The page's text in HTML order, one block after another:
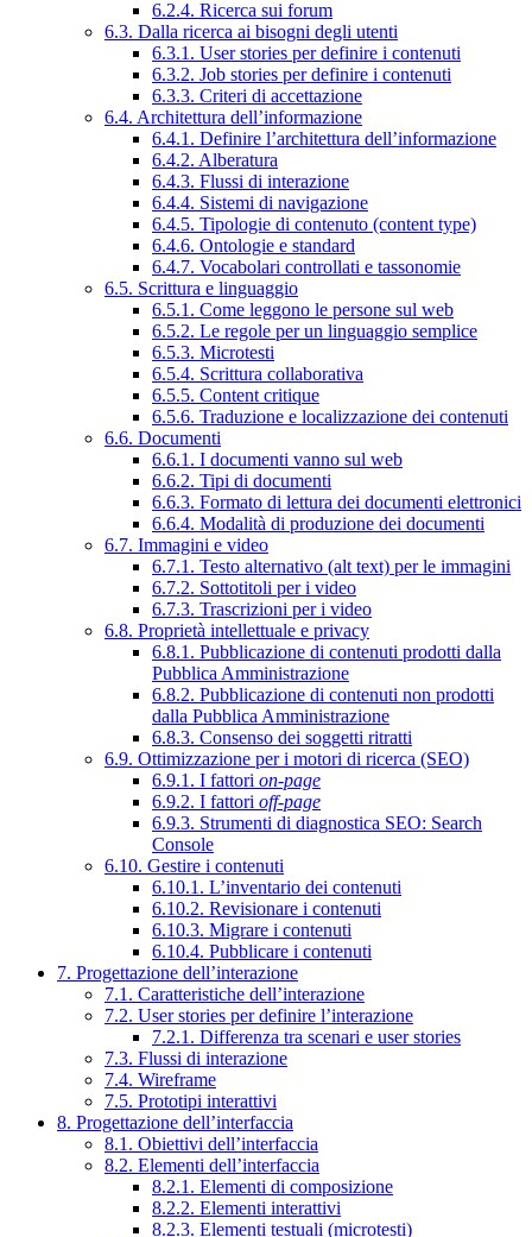
6.2.4. Ricerca sui forum
6.3. Dalla ricerca ai bisogni degli utenti
6.3.1. User stories per definire i contenuti
6.3.2. Job stories per definire i contenuti
6.3.3. Criteri di accettazione
6.4. Architettura dell’informazione
6.4.1. Definire l’architettura dell’informazione
6.4.2. Alberatura
6.4.3. Flussi di interazione
6.4.4. Sistemi di navigazione
6.4.5. Tipologie di contenuto (content type)
6.4.6. Ontologie e standard
6.4.7. Vocabolari controllati e tassonomie
6.5. Scrittura e linguaggio
6.5.1. Come leggono le persone sul web
6.5.2. Le regole per un linguaggio semplice
6.5.3. Microtesti
6.5.4. Scrittura collaborativa
6.5.5. Content critique
6.5.6. Traduzione e localizzazione dei contenuti
6.6. Documenti
6.6.1. I documenti vanno sul web
6.6.2. Tipi di documenti
6.6.3. Formato di lettura dei documenti elettronici
6.6.4. Modalità di produzione dei documenti
6.7. Immagini e video
6.7.1. Testo alternativo (alt text) per le immagini
6.7.2. Sottotitoli per i video
6.7.3. Trascrizioni per i video
6.8. Proprietà intellettuale e privacy
6.8.1. Pubblicazione di contenuti prodotti dalla
Pubblica Amministrazione
6.8.2. Pubblicazione di contenuti non prodotti
dalla Pubblica Amministrazione
6.8.3. Consenso dei soggetti ritratti
6.9. Ottimizzazione per i motori di ricerca (SEO)
6.9.1. I fattori on-page
6.9.2. I fattori off-page
6.9.3. Strumenti di diagnostica SEO: Search
Console
6.10. Gestire i contenuti
6.10.1. L’inventario dei contenuti
6.10.2. Revisionare i contenuti
6.10.3. Migrare i contenuti
6.10.4. Pubblicare i contenuti
7. Progettazione dell’interazione
7.1. Caratteristiche dell’interazione
7.2. User stories per definire l’interazione
7.2.1. Differenza tra scenari e user stories
7.3. Flussi di interazione
7.4. Wireframe
7.5. Prototipi interattivi
8. Progettazione dell’interfaccia
8.1. Obiettivi dell’interfaccia
8.2. Elementi dell’interfaccia
8.2.1. Elementi di composizione
8.2.2. Elementi interattivi
8.2.3. Elementi testuali (microtesti)